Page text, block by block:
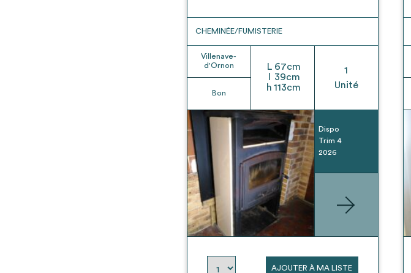
CHEMINÉE/FUMISTERIE
Villenave-
d'Ornon
Bon
L 67cm
39cm
h 113cm
1
Unité
Dispo
Trim 4
2026
AJOUTER À MA LISTE